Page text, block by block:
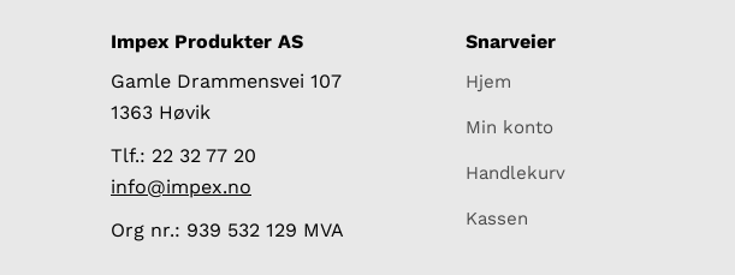
Impex Produkter AS
Gamle Drammensvei 107
1363 Høvik
Tlf.: 22 32 77 20
info@impex.no
Org nr.: 939 532 129 MVA
Snarveier
Hjem
Min konto
Handlekurv
Kassen